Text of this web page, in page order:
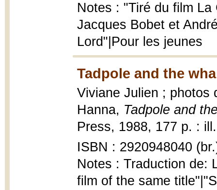
Notes : "Tiré du film
Jacques Bobet et
Lord"|Pour les jeunes
Tadpole and the
Viviane Julien ; photos
Hanna, Tadpole and
Press, 1988, 177 p. :
ISBN : 2920948040
Notes : Traduction de:
film of the same